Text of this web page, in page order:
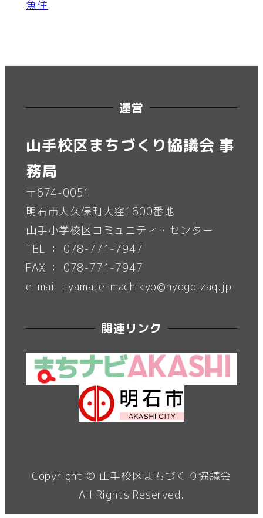
魚住
運営
山手校区まちづくり協議会 事
務局
〒674-0051
明石市大久保町大窪1600番地
山手小学校区コミュニティ・センター
TEL ： 078-771-7947
FAX ： 078-771-7947
e-mail : yamate-machikyo@hyogo.zaq.jp
関連リンク
Copyright © 山手校区まちづくり協議会
All Rights Reserved.